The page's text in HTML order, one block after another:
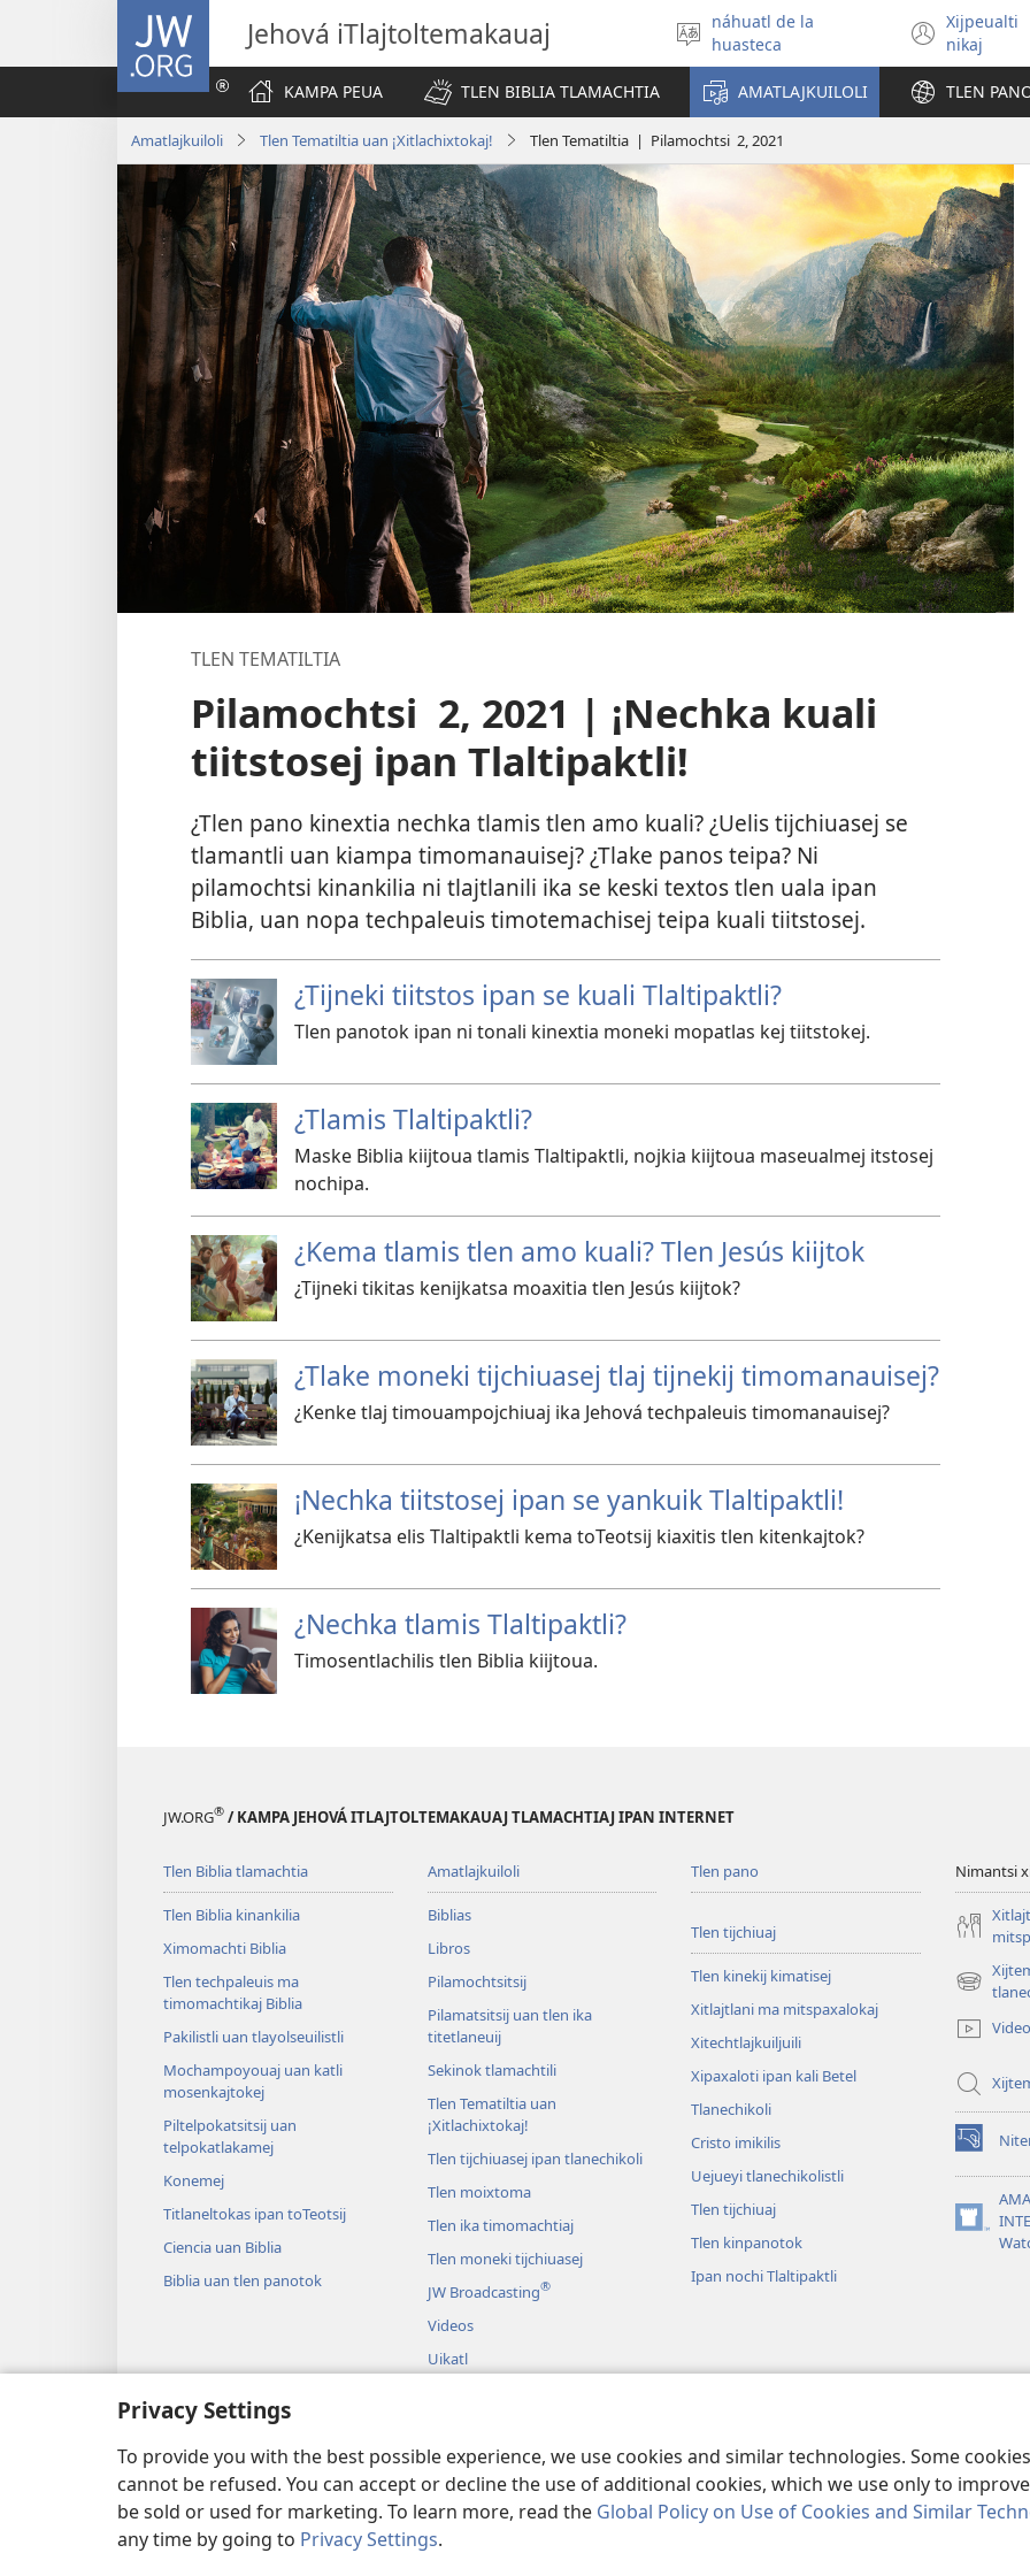
Privacy Settings
To provide you with the best possible experience, we use cookies and similar technologies. Some
cannot be refused. You can accept or decline the use of additional cookies, which we use only to
be sold or used for marketing. To learn more, read the Global Policy on Use of Cookies and Similar
any time by going to Privacy Settings.
JW.ORG
Jehová iTlajtoltemakauaj
Xitlapejpeni
se
tlajtoli
náhuatl de la
huasteca
Xijpeualti
nikaj(opens
new
KAMPA PEUA TLEN BIBLIA TLAMACHTIA AMATLAJKUILOLI TLEN
Amatlajkuiloli Tlen Tematiltia uan ¡Xitlachixtokaj! Tlen Tematiltia | Pilamochtsi 2, 2021
TLEN TEMATILTIA
Pilamochtsi 2, 2021 | ¡Nechka kuali
tiitstosej ipan Tlaltipaktli!
¿Tlen pano kinextia nechka tlamis tlen amo kuali? ¿Uelis tijchiuasej se
tlamantli uan kiampa timomanauisej? ¿Tlake panos teipa? Ni
pilamochtsi kinankilia ni tlajtlanili ika se keski textos tlen uala ipan
Biblia, uan nopa techpaleuis timotemachisej teipa kuali tiitstosej.
¿Tijneki tiitstos ipan se kuali Tlaltipaktli?
Tlen panotok ipan ni tonali kinextia moneki mopatlas kej tiitstokej.
¿Tlamis Tlaltipaktli?
Maske Biblia kiijtoua tlamis Tlaltipaktli, nojkia kiijtoua maseualmej itstosej
nochipa.
¿Kema tlamis tlen amo kuali? Tlen Jesús kiijtok
¿Tijneki tikitas kenijkatsa moaxitia tlen Jesús kiijtok?
¿Tlake moneki tijchiuasej tlaj tijnekij timomanauisej?
¿Kenke tlaj timouampojchiuaj ika Jehová techpaleuis timomanauisej?
¡Nechka tiitstosej ipan se yankuik Tlaltipaktli!
¿Kenijkatsa elis Tlaltipaktli kema toTeotsij kiaxitis tlen kitenkajtok?
¿Nechka tlamis Tlaltipaktli?
Timosentlachilis tlen Biblia kiijtoua.
JW.ORG® / KAMPA JEHOVÁ ITLAJTOLTEMAKAUAJ TLAMACHTIAJ IPAN INTERNET
Tlen Biblia tlamachtia
Tlen Biblia kinankilia
Ximomachti Biblia
Tlen techpaleuis ma
timomachtikaj Biblia
Pakilistli uan tlayolseuilistli
Mochampoyouaj uan katli
mosenkajtokej
Piltelpokatsitsij uan
telpokatlakamej
Konemej
Titlaneltokas ipan toTeotsij
Ciencia uan Biblia
Biblia uan tlen panotok
Amatlajkuiloli
Biblias
Libros
Pilamochtsitsij
Pilamatsitsij uan tlen ika
titetlaneuij
Sekinok tlamachtili
Tlen Tematiltia uan
¡Xitlachixtokaj!
Tlen tijchiuasej ipan tlanechikoli
Tlen moixtoma
Tlen ika timomachtiaj
Tlen moneki tijchiuasej
JW Broadcasting®
Videos
Uikatl
Biblia
Tlen pano
Tlen tijchiuaj
Tlen kinekij kimatisej
Xitlajtlani ma mitspaxalokaj
Xitechtlajkuiljuili
Xipaxaloti ipan kali Betel
Tlanechikoli
Cristo imikilis
Uejueyi tlanechikolistli
Tlen tijchiuaj
Tlen kinpanotok
Ipan nochi Tlaltipaktli
Nimantsi
(opens
window)
(opens
new
window)
(opens
Copyright © 2026 Watch Tower Bible and Tract Society of Pennsylvania.